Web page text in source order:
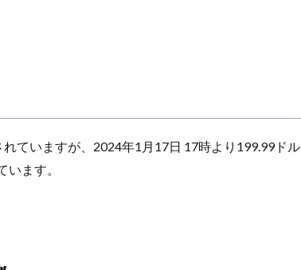
ていますが、2024年1月17日 17時より199.99ドル
ます。